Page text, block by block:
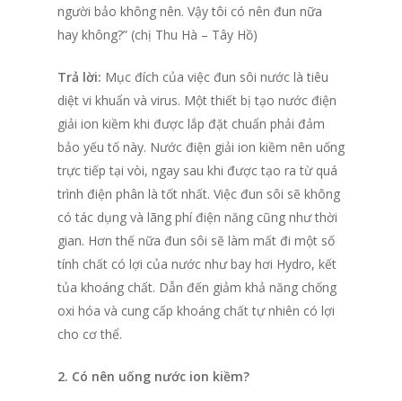
người bảo không nên. Vậy tôi có nên đun nữa
hay không?” (chị Thu Hà – Tây Hồ)
Trả lời: Mục đích của việc đun sôi nước là tiêu
diệt vi khuẩn và virus. Một thiết bị tạo nước điện
giải ion kiềm khi được lắp đặt chuẩn phải đảm
bảo yếu tố này. Nước điện giải ion kiềm nên uống
trực tiếp tại vòi, ngay sau khi được tạo ra từ quá
trình điện phân là tốt nhất. Việc đun sôi sẽ không
có tác dụng và lãng phí điện năng cũng như thời
gian. Hơn thế nữa đun sôi sẽ làm mất đi một số
tính chất có lợi của nước như bay hơi Hydro, kết
tủa khoáng chất. Dẫn đến giảm khả năng chống
oxi hóa và cung cấp khoáng chất tự nhiên có lợi
cho cơ thể.
2. Có nên uống nước ion kiềm?